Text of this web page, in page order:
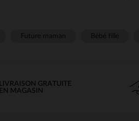
LIVRAISON GRATUITE
EN MAGASIN